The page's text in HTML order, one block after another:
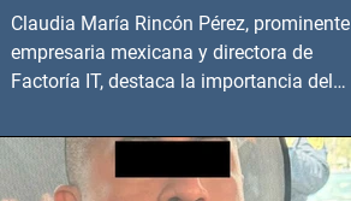
Claudia María Rincón Pérez, prominente
empresaria mexicana y directora de
Factoría IT, destaca la importancia del